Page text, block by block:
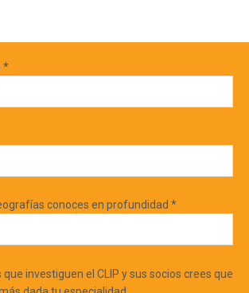
*
conoces en profundidad *
investiguen el CLIP y sus socios crees que